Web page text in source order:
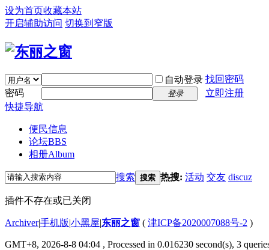
设为首页收藏本站
开启辅助访问 切换到窄版
自动登录 找回密码
密码
登录
立即注册
快捷导航
便民信息
论坛BBS
相册Album
搜索 搜索 热搜: 活动 交友 discuz
插件不存在或已关闭
Archiver|手机版|小黑屋|东丽之窗 ( 津ICP备2020007088号-2 )
GMT+8, 2026-8-8 04:04 , Processed in 0.016230 second(s), 3